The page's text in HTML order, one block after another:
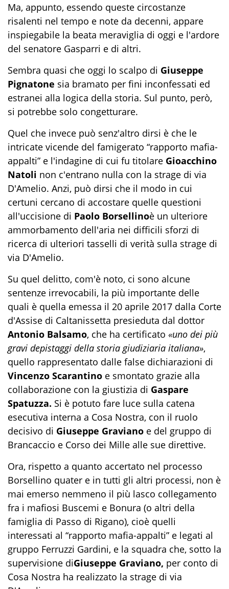
Ma, appunto, essendo queste circostanze
risalenti nel tempo e note da decenni, appare
inspiegabile la beata meraviglia di oggi e l'ardore
del senatore Gasparri e di altri.
Sembra quasi che oggi lo scalpo di Giuseppe
Pignatone sia bramato per fini inconfessati ed
estranei alla logica della storia. Sul punto, però,
si potrebbe solo congetturare.
Quel che invece può senz'altro dirsi è che le
intricate vicende del famigerato “rapporto mafia-
appalti” e l'indagine di cui fu titolare Gioacchino
Natoli non c'entrano nulla con la strage di via
D'Amelio. Anzi, può dirsi che il modo in cui
certuni cercano di accostare quelle questioni
all'uccisione di Paolo Borsellinoè un ulteriore
ammorbamento dell'aria nei difficili sforzi di
ricerca di ulteriori tasselli di verità sulla strage di
via D'Amelio.
Su quel delitto, com'è noto, ci sono alcune
sentenze irrevocabili, la più importante delle
quali è quella emessa il 20 aprile 2017 dalla Corte
d'Assise di Caltanissetta presieduta dal dottor
Antonio Balsamo, che ha certificato «uno dei più
gravi depistaggi della storia giudiziaria italiana»,
quello rappresentato dalle false dichiarazioni di
Vincenzo Scarantino e smontato grazie alla
collaborazione con la giustizia di Gaspare
Spatuzza. Si è potuto fare luce sulla catena
esecutiva interna a Cosa Nostra, con il ruolo
decisivo di Giuseppe Graviano e del gruppo di
Brancaccio e Corso dei Mille alle sue direttive.
Ora, rispetto a quanto accertato nel processo
Borsellino quater e in tutti gli altri processi, non è
mai emerso nemmeno il più lasco collegamento
fra i mafiosi Buscemi e Bonura (o altri della
famiglia di Passo di Rigano), cioè quelli
interessati al “rapporto mafia-appalti” e legati al
gruppo Ferruzzi Gardini, e la squadra che, sotto la
supervisione diGiuseppe Graviano, per conto di
Cosa Nostra ha realizzato la strage di via